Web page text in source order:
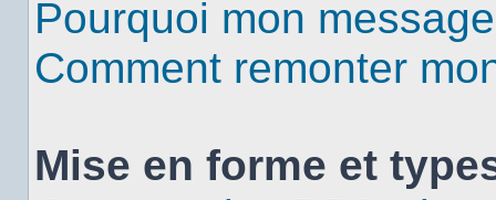
Pourquoi mon
Comment remonter
Mise en forme et